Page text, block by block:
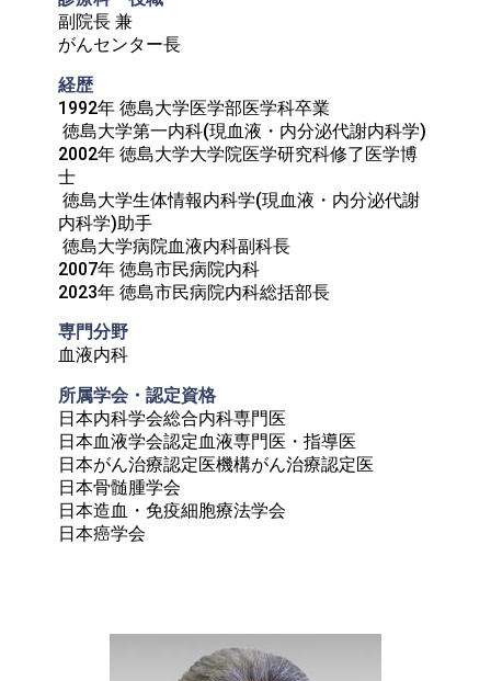
副院長 兼
がんセンター長
経歴
1992年 徳島大学医学部医学科卒業
2002年 徳島大学大学院医学研究科修了医学博
士
内科学)助手
2007年 徳島市民病院内科
2023年 徳島市民病院内科総括部長
専門分野
血液内科
日本内科学会総合内科専門医
日本血液学会認定血液専門医・指導医
日本がん治療認定医機構がん治療認定医
日本骨髄腫学会
日本造血・免疫細胞療法学会
日本癌学会